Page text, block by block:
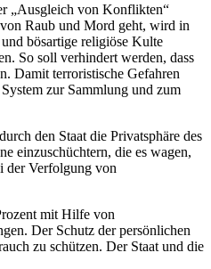
„Ausgleich von Konflikten“
Raub und Mord geht, wird in
bösartige religiöse Kulte
So soll verhindert werden, dass
Damit terroristische Gefahren
zur Sammlung und zum
den Staat die Privatsphäre des
einzuschüchtern, die es wagen,
der Verfolgung von
mit Hilfe von
Der Schutz der persönlichen
zu schützen. Der Staat und die